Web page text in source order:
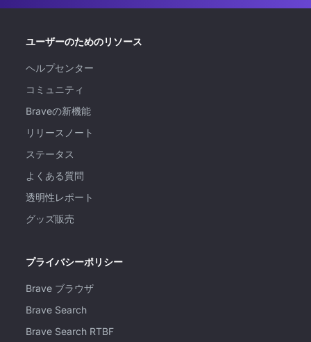
ユーザーのためのリソース
ヘルプセンター
コミュニティ
Braveの新機能
リリースノート
ステータス
よくある質問
透明性レポート
グッズ販売
プライバシーポリシー
Brave ブラウザ
Brave Search
Brave Search RTBF